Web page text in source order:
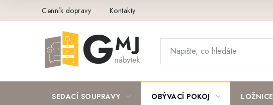
Cenník dopravy Kontakty
SEDACÍ SOUPRAVY OBÝVACÍ POKOJ LOŽNICE